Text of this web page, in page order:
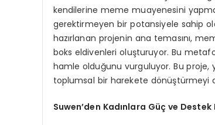
kendilerine meme muayenesini
gerektirmeyen bir potansiyele sahip
hazırlanan projenin ana temasını,
boks eldivenleri oluşturuyor. Bu
hamle olduğunu vurguluyor. Bu proje,
toplumsal bir harekete dönüştürmeyi
Suwen’den Kadınlara Güç ve Destek